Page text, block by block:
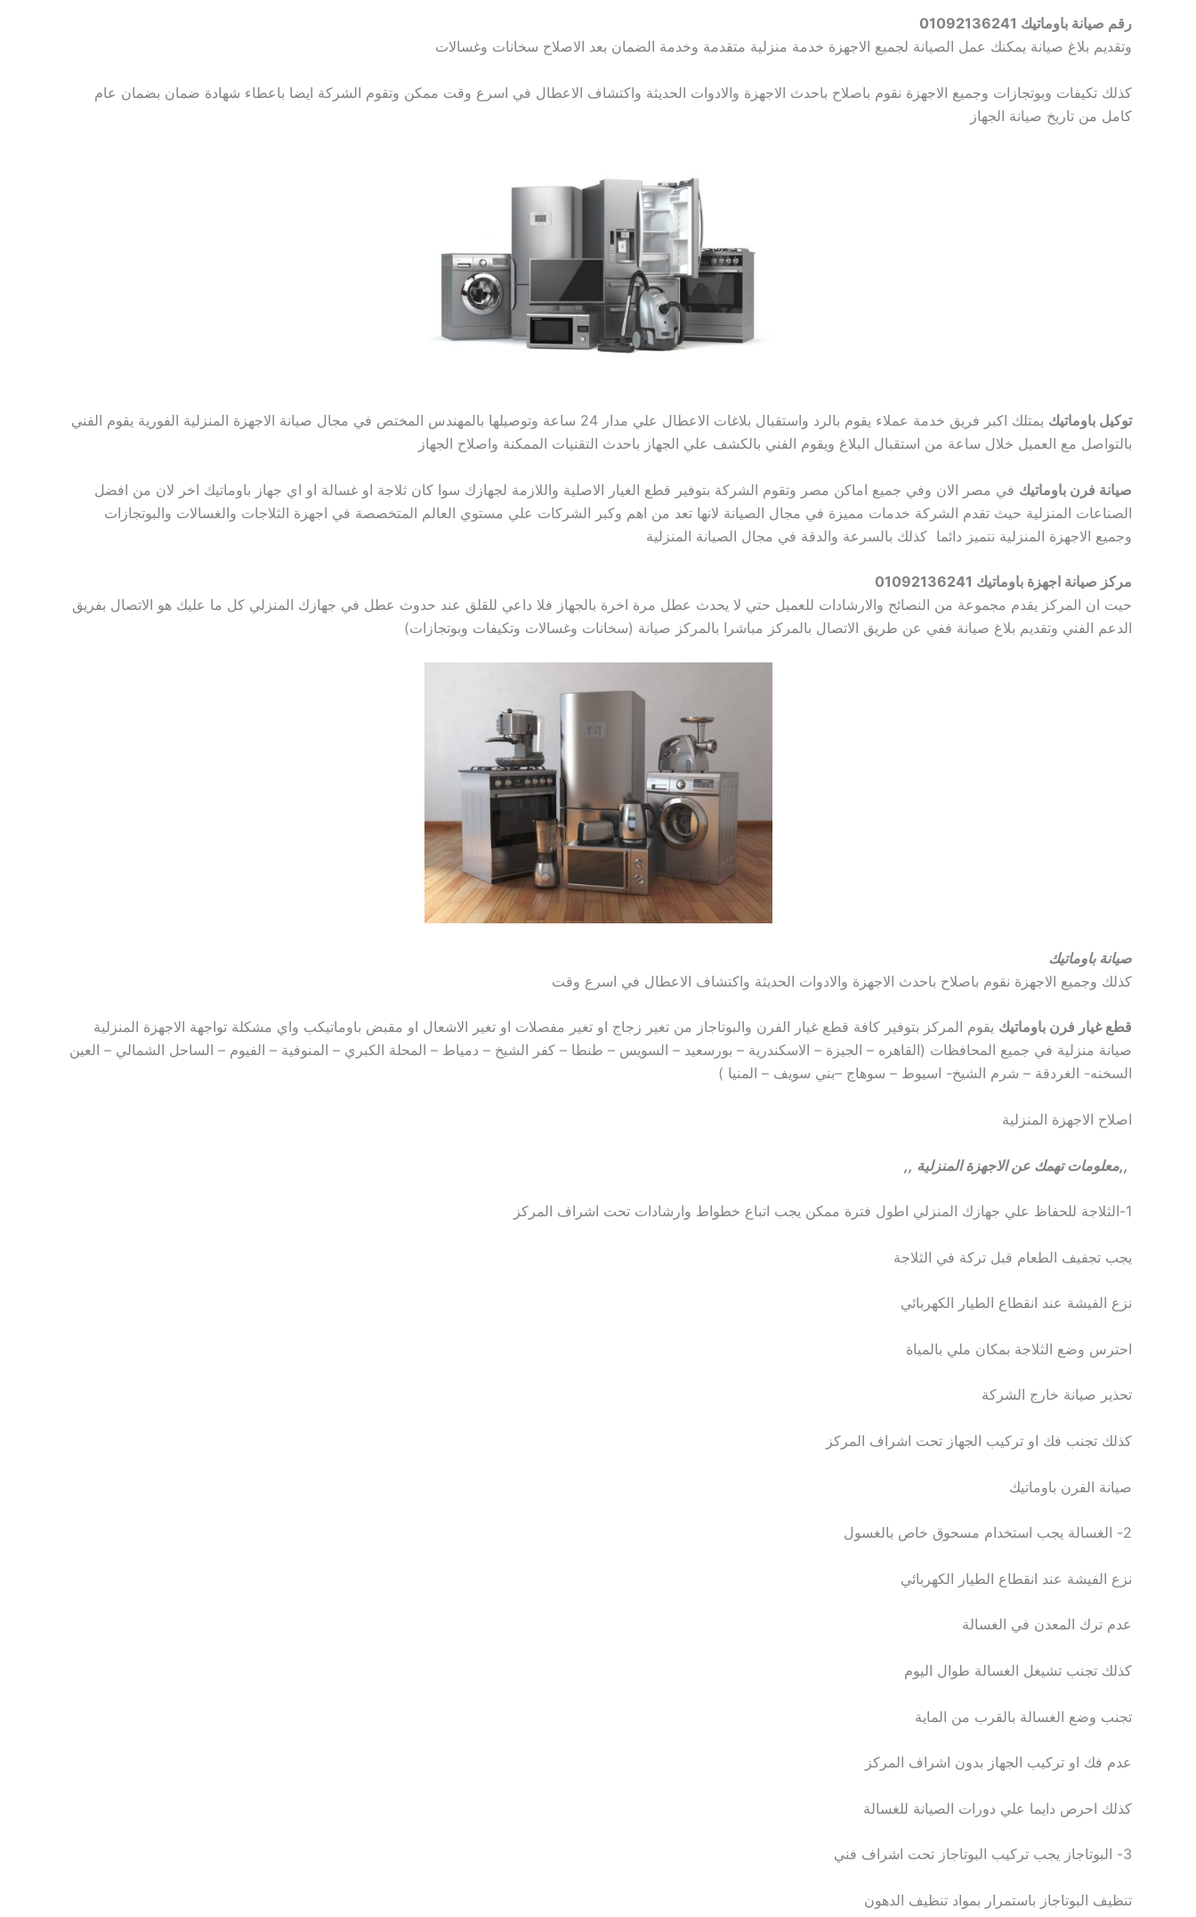
رقم صيانة باوماتيك 01092136241
وتقديم بلاغ صيانة يمكنك عمل الصيانة لجميع الاجهزة خدمة منزلية متقدمة وخدمة الضمان بعد الاصلاح سخانات وغسالات
كذلك تكيفات وبوتجازات وجميع الاجهزة نقوم باصلاح باحدث الاجهزة والادوات الحديثة واكتشاف الاعطال في اسرع وقت ممكن وتقوم الشركة ايضا باعطاء شهادة ضمان بضمان عام
كامل من تاريخ صيانة الجهاز
توكيل باوماتيك
يمتلك اكبر فريق خدمة عملاء يقوم بالرد واستقبال بلاغات الاعطال علي مدار 24 ساعة وتوصيلها بالمهندس المختص في مجال صيانة الاجهزة المنزلية الفورية يقوم الفني
بالتواصل مع العميل خلال ساعة من استقبال البلاغ ويقوم الفني بالكشف علي الجهاز باحدث التقنيات الممكنة واصلاح الجهاز
صيانة فرن باوماتيك في مصر الان وفي جميع اماكن مصر وتقوم الشركة بتوفير قطع الغيار الاصلية واللازمة لجهازك سوا كان ثلاجة او غسالة او اي جهاز باوماتيك اخر لان من افضل
الصناعات المنزلية حيث تقدم الشركة خدمات مميزة في مجال الصيانة لانها تعد من اهم وكبر الشركات علي مستوي العالم المتخصصة في اجهزة الثلاجات والغسالات والبوتجازات
وجميع الاجهزة المنزلية نتميز دائما كذلك بالسرعة والدقة في مجال الصيانة المنزلية
مركز صيانة اجهزة باوماتيك 01092136241
حيت ان المركز يقدم مجموعة من النصائح والارشادات للعميل حتي لا يحدث عطل مرة اخرة بالجهاز فلا داعي للقلق عند حدوث عطل في جهازك المنزلي كل ما عليك هو الاتصال بفريق
الدعم الفني وتقديم بلاغ صيانة ففي عن طريق الاتصال بالمركز مباشرا بالمركز صيانة (سخانات وغسالات وتكيفات وبوتجازات)
صيانة باوماتيك
كذلك وجميع الاجهزة نقوم باصلاح باحدث الاجهزة والادوات الحديثة واكتشاف الاعطال في اسرع وقت
قطع غيار فرن باوماتيك يقوم المركز بتوفير كافة قطع غيار الفرن والبوتاجاز من تغير زجاج او تغير مفصلات او تغير الاشعال او مقبض باوماتيكب واي مشكلة تواجهة الاجهزة المنزلية
صيانة منزلية في جميع المحافظات (القاهره – الجيزة – الاسكندرية – بورسعيد – السويس – طنطا – كفر الشيخ – دمياط – المحلة الكبري – المنوفية – الفيوم – الساحل الشمالي – العين
السخنه- الغردقة – شرم الشيخ- اسيوط – سوهاج –بني سويف – المنيا )
اصلاح الاجهزة المنزلية
,,معلومات تهمك عن الاجهزة المنزلية ,,
1-الثلاجة للحفاظ علي جهازك المنزلي اطول فترة ممكن يجب اتباع خطواط وارشادات تحت اشراف المركز
يجب تجفيف الطعام قبل تركة في الثلاجة
نزع الفيشة عند انقطاع الطيار الكهربائي
احترس وضع الثلاجة بمكان ملي بالمياة
تحذير صيانة خارج الشركة
كذلك تجنب فك او تركيب الجهاز تحت اشراف المركز
صيانة الفرن باوماتيك
2- الغسالة يجب استخدام مسحوق خاص بالغسول
نزع الفيشة عند انقطاع الطيار الكهربائي
عدم ترك المعدن في الغسالة
كذلك تجنب تشيغل الغسالة طوال اليوم
تجنب وضع الغسالة بالقرب من الماية
عدم فك او تركيب الجهاز بدون اشراف المركز
كذلك احرص دايما علي دورات الصيانة للغسالة
3- البوتاجاز يجب تركيب البوتاجاز تحت اشراف فني
تنظيف البوتاجاز باستمرار بمواد تنظيف الدهون